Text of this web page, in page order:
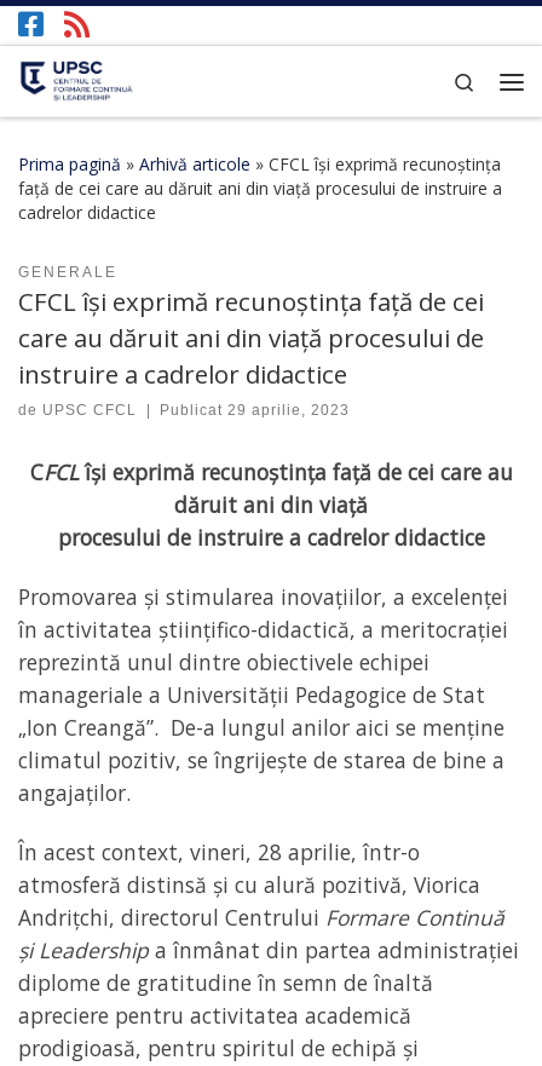
Afișează întregul conținut
Search
Prima pagină » Arhivă articole » CFCL își exprimă recunoștința
față de cei care au dăruit ani din viață procesului de instruire a
cadrelor didactice
GENERALE
CFCL își exprimă recunoștința față de cei
care au dăruit ani din viață procesului de
instruire a cadrelor didactice
de UPSC CFCL Publicat29 aprilie, 2023
CFCLîși exprimă recunoștința față de cei care au
dăruit ani din viață
procesului de instruire a cadrelor didactice
Promovarea și stimularea inovațiilor, a excelenței
în activitatea științifico-didactică, a meritocrației
reprezintă unul dintre obiectivele echipei
manageriale a Universității Pedagogice de Stat
„Ion Creangă”. De-a lungul anilor aici se menține
climatul pozitiv, se îngrijește de starea de bine a
angajaților.
În acest context, vineri, 28 aprilie, într-o
atmosferă distinsă și cu alură pozitivă, Viorica
Andrițchi, directorul Centrului Formare Continuă
și Leadership a înmânat din partea administrației
diplome de gratitudine în semn de înaltă
apreciere pentru activitatea academică
prodigioasă, pentru spiritul de echipă și